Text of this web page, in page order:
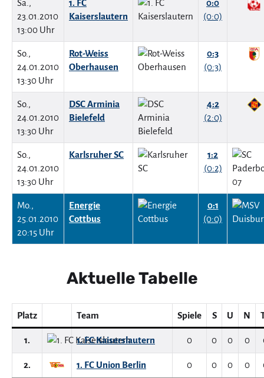
Sa.,
23.01.2010
13:00 Uhr
1. FC
Kaiserslautern
0:0
(0:0)
So.,
24.01.2010
13:30 Uhr
Rot-Weiss
Oberhausen
0:3
(0:3)
So.,
24.01.2010
13:30 Uhr
DSC Arminia
Bielefeld
4:2
(2:0)
So.,
24.01.2010
13:30 Uhr
Karlsruher SC
1:2
(0:2)
Mo.,
25.01.2010
20:15 Uhr
Energie
Cottbus
0:1
(0:0)
Aktuelle Tabelle
Platz Team Spiele S U N
1. 1. FC Kaiserslautern 0 0 0 0
2. 1. FC Union Berlin 0 0 0 0